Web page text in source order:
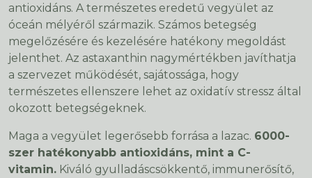
antioxidáns. A természetes eredetű vegyület az
óceán mélyéről származik. Számos betegség
megelőzésére és kezelésére hatékony megoldást
jelenthet. Az astaxanthin nagymértékben javíthatja
a szervezet működését, sajátossága, hogy
természetes ellenszere lehet az oxidatív stressz által
okozott betegségeknek.
Maga a vegyület legerősebb forrása a lazac. 6000-
szer hatékonyabb antioxidáns, mint a C-
vitamin. Kiváló gyulladáscsökkentő, immunerősítő,